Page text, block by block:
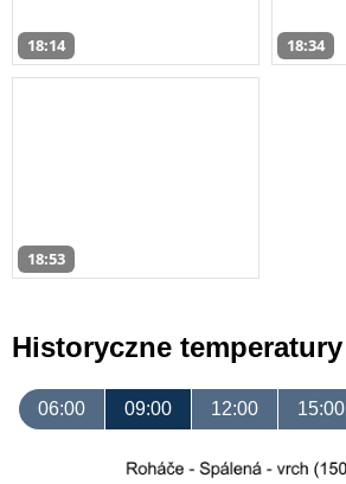
18:14 18:34
18:53
Historyczne temperatury
06:00 09:00 12:00 15:00